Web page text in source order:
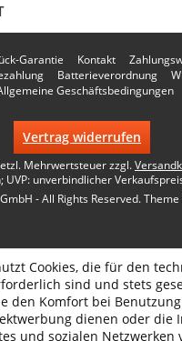
Garantie Kontakt
Batterieverordnung
Geschäftsbedingungen
Vertrag widerrufen
Mehrwertsteuer zzgl.
UVP: unverbindlicher
- All Rights Reserved. Theme
Cookies, die für den
sind und stets
den Komfort bei
dienen oder die
und sozialen Netzwerken